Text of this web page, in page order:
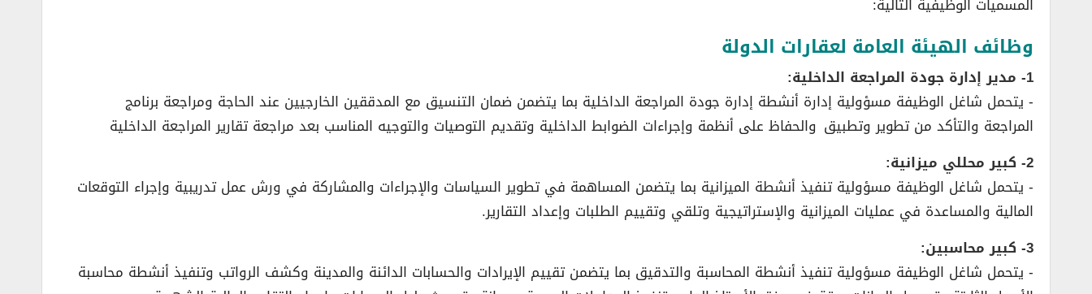
وظائف الهيئة العامة لعقارات الدولة
1- مدير إدارة جودة المراجعة الداخلية:
­- يتحمل شاغل الوظيفة مسؤولية إدارة أنشطة إدارة جودة المراجعة الداخلية بما يتضمن ضمان التنسيق مع المدققين الخارجيين عند الحاجة ومراجعة برنامج
المراجعة والتأكد من تطوير وتطبيق والحفاظ على أنظمة وإجراءات الضوابط الداخلية وتقديم التوصيات والتوجيه المناسب بعد مراجعة تقارير المراجعة الداخلية
2- كبير محللي ميزانية:
­- يتحمل شاغل الوظيفة مسؤولية تنفيذ أنشطة الميزانية بما يتضمن المساهمة في تطوير السياسات والإجراءات والمشاركة في ورش عمل تدريبية وإجراء التوقعات
المالية والمساعدة في عمليات الميزانية والإستراتيجية وتلقي وتقييم الطلبات وإعداد التقارير.
3- كبير محاسبين:
­- يتحمل شاغل الوظيفة مسؤولية تنفيذ أنشطة المحاسبة والتدقيق بما يتضمن تقييم الإيرادات والحسابات الدائنة والمدينة وكشف الرواتب وتنفيذ أنشطة محاسبة